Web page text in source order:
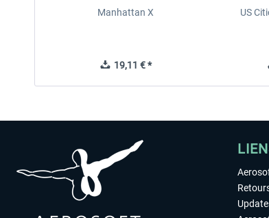
Manhattan X
19,11 € *
US